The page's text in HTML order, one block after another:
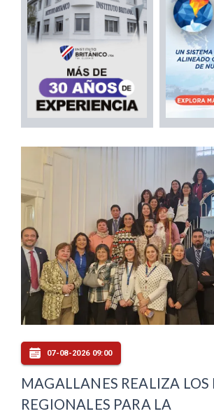
07-08-2026 09:00
MAGALLANES REALIZA LOS
REGIONALES PARA LA